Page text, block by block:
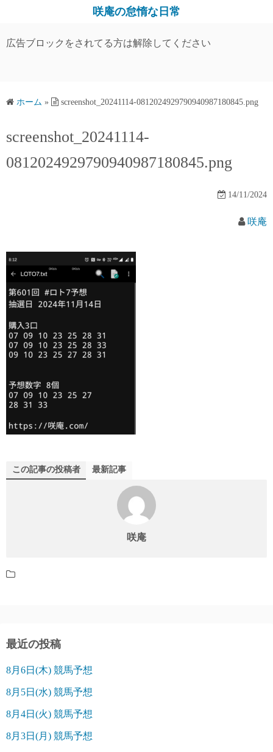
テ
ス
ッ
咲庵の怠惰な日常
広告ブロックをされてる方は解除してください
ホーム » screenshot_20241114-0812024929790940987180845.png
screenshot_20241114-
0812024929790940987180845.png
14/11/2024
咲庵
この記事の投稿者 最新記事
咲庵
最近の投稿
8月6日(木) 競馬予想
8月5日(水) 競馬予想
8月4日(火) 競馬予想
8月3日(月) 競馬予想